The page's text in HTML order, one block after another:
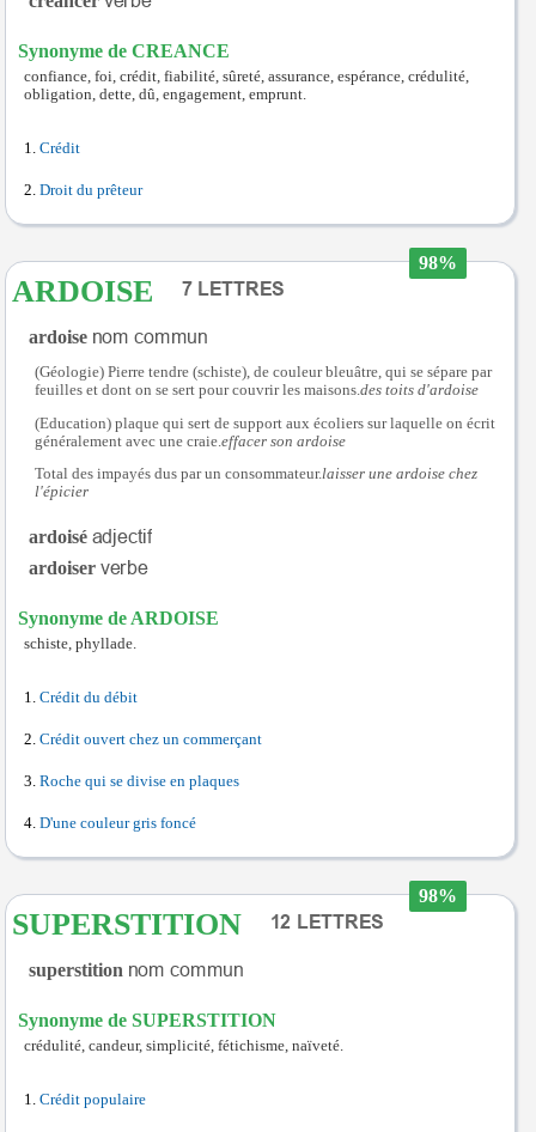
Synonyme de CREANCE
confiance, foi, crédit, fiabilité, sûreté, assurance, espérance, crédulité,
obligation, dette, dû, engagement, emprunt.
Crédit
Droit du prêteur
98%
ARDOISE
ardoise
(Géologie) Pierre tendre (schiste), de couleur bleuâtre, qui se sépare par
feuilles et dont on se sert pour couvrir les maisons. des toits d'ardoise
(Education) plaque qui sert de support aux écoliers sur laquelle on écrit
généralement avec une craie. effacer son ardoise
Total des impayés dus par un consommateur.laisser une ardoise chez
l'épicier
ardoisé
ardoiser
Synonyme de ARDOISE
schiste, phyllade.
Crédit du débit
Crédit ouvert chez un commerçant
Roche qui se divise en plaques
D'une couleur gris foncé
98%
SUPERSTITION
superstition
Synonyme de SUPERSTITION
crédulité, candeur, simplicité, fétichisme, naïveté.
Crédit populaire